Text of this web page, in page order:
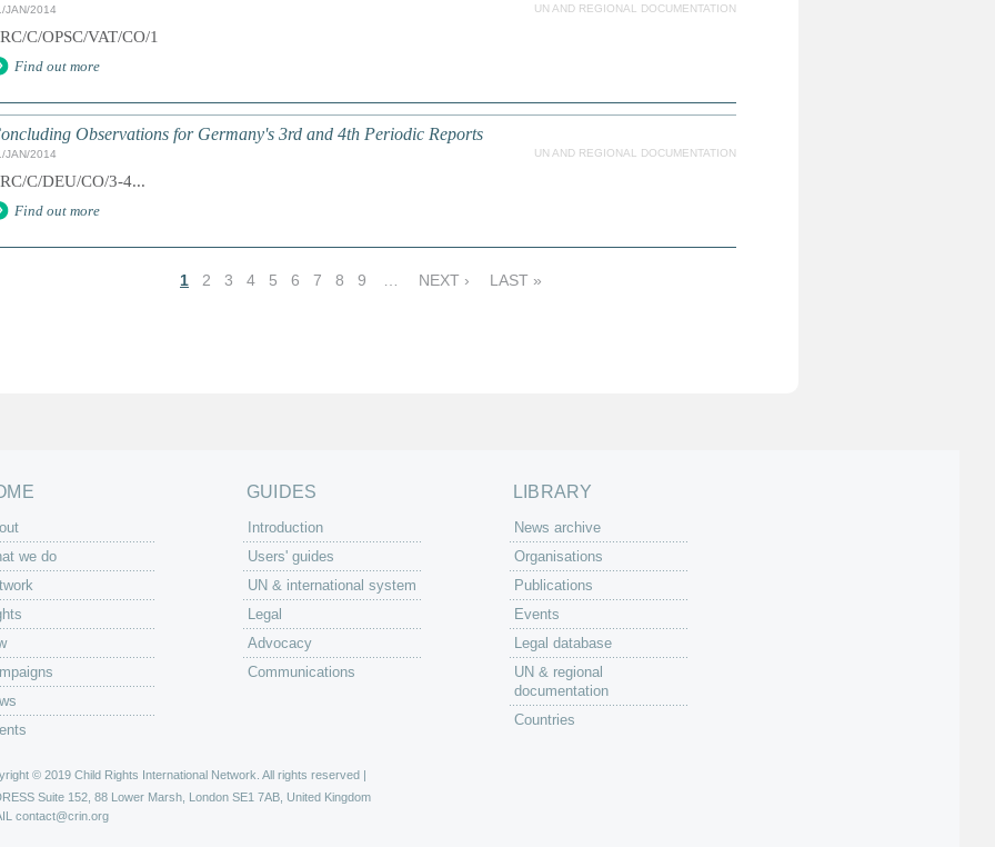
JAN/2014 UN AND REGIONAL DOCUMENTATION
C/OPSC/VAT/CO/1
Find out more
Observations for Germany's 3rd and 4th Periodic Reports
JAN/2014 UN AND REGIONAL DOCUMENTATION
C/DEU/CO/3-4...
Find out more
1 2 3 4 5 6 7 8 9 NEXT › LAST »
we do
GUIDES
Introduction
Users' guides
UN & international system
Legal
Advocacy
Communications
LIBRARY
News archive
Organisations
Publications
Events
Legal database
UN & regional
documentation
Countries
© 2019 Child Rights International Network. All rights reserved |
Suite 152, 88 Lower Marsh, London SE1 7AB, United Kingdom
contact@crin.org